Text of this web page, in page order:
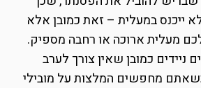
ייכנס במעלית – זאת כמובן אלא
מעלית ארוכה או רחבה מספיק.
כמובן שאין צורך לערב
מחפשים המלצות על מובילי